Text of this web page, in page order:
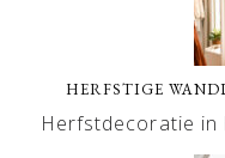
HERFSTIGE
Herfstdecoratie in